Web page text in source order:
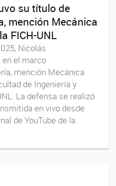
su título de
mención Mecánica
FICH-UNL
Nicolás
el marco
mención Mecánica
de Ingeniería y
La defensa se realizó
en vivo desde
de YouTube de la